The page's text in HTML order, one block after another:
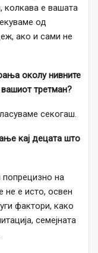
колкава е вашата
од
ако и сами не
околу нивните
третман?
секогаш.
кај децата што
на
не е исто, освен
фактори, како
семејната